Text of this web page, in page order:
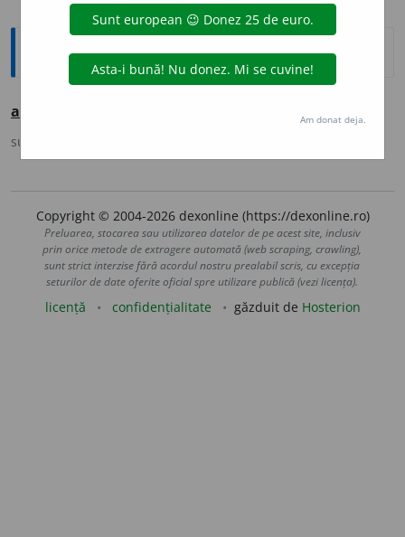
Ortografice DOOM
a
sursa:
Copyright © 2004-2026 dexonline (https://dexonline.ro)
Preluarea, stocarea sau utilizarea datelor de pe acest site, inclusiv
prin orice metode de extragere automată (web scraping, crawling),
sunt strict interzise fără acordul nostru prealabil scris, cu excepția
seturilor de date oferite oficial spre utilizare publică (vezi licența).
licență confidențialitate găzduit de Hosterion
Am donat deja.